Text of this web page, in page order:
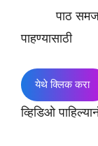
पाठ
पाहण्यासाठी
येथे क्लिक करा
व्हिडिओ